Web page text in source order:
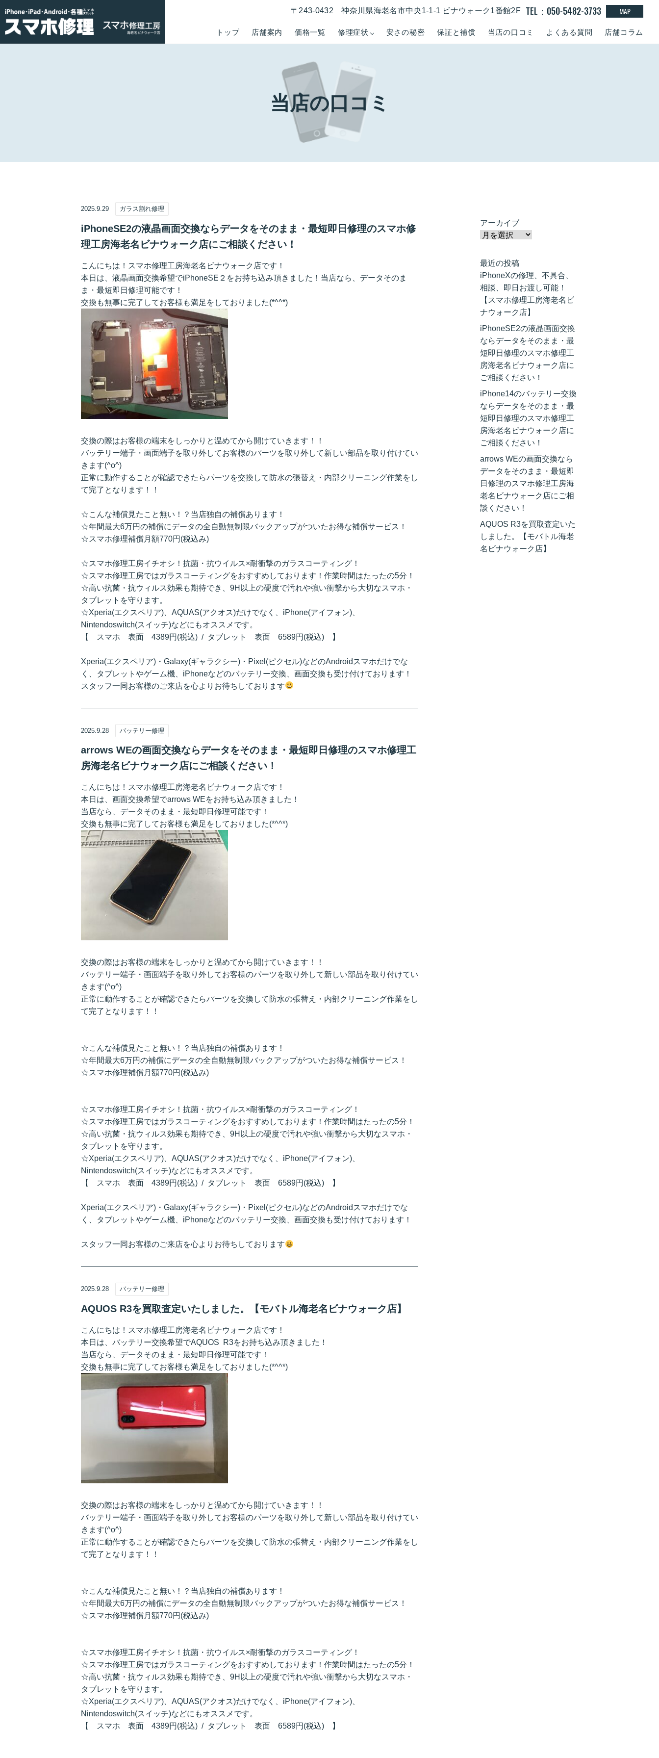
トップ 店舗案内 価格一覧 修理症状 安さの秘密 保証と補償 当店の口コミ よくある質問 店舗コラム
〒243-0432 神奈川県海老名市中央1-1-1 ビナウォーク1番館2F TEL：050-5482-3733 MAP
当店の口コミ
2025.9.29 ガラス割れ修理
iPhoneSE2の液晶画面交換ならデータをそのまま・最短即日修理のスマホ修
理工房海老名ビナウォーク店にご相談ください！
こんにちは！スマホ修理工房海老名ビナウォーク店です！
本日は、液晶画面交換希望でiPhoneSE２をお持ち込み頂きました！当店なら、データそのま
ま・最短即日修理可能です！
交換も無事に完了してお客様も満足をしておりました(*^^*)
交換の際はお客様の端末をしっかりと温めてから開けていきます！！
バッテリー端子・画面端子を取り外してお客様のパーツを取り外して新しい部品を取り付けてい
きます(^o^)
正常に動作することが確認できたらパーツを交換して防水の張替え・内部クリーニング作業をし
て完了となります！！
☆こんな補償見たこと無い！？当店独自の補償あります！
☆年間最大6万円の補償にデータの全自動無制限バックアップがついたお得な補償サービス！
☆スマホ修理補償月額770円(税込み)
☆スマホ修理工房イチオシ！抗菌・抗ウイルス×耐衝撃のガラスコーティング！
☆スマホ修理工房ではガラスコーティングをおすすめしております！作業時間はたったの5分！
☆高い抗菌・抗ウィルス効果も期待でき、9H以上の硬度で汚れや強い衝撃から大切なスマホ・
タブレットを守ります。
☆Xperia(エクスペリア)、AQUAS(アクオス)だけでなく、iPhone(アイフォン)、
Nintendoswitch(スイッチ)などにもオススメです。
【 スマホ 表面 4389円(税込) / タブレット 表面 6589円(税込) 】
Xperia(エクスペリア)・Galaxy(ギャラクシー)・Pixel(ピクセル)などのAndroidスマホだけでな
く、タブレットやゲーム機、iPhoneなどのバッテリー交換、画面交換も受け付けております！
スタッフ一同お客様のご来店を心よりお待ちしております
2025.9.28 バッテリー修理
arrows WEの画面交換ならデータをそのまま・最短即日修理のスマホ修理工
房海老名ビナウォーク店にご相談ください！
こんにちは！スマホ修理工房海老名ビナウォーク店です！
本日は、画面交換希望でarrows WEをお持ち込み頂きました！
当店なら、データそのまま・最短即日修理可能です！
交換も無事に完了してお客様も満足をしておりました(*^^*)
交換の際はお客様の端末をしっかりと温めてから開けていきます！！
バッテリー端子・画面端子を取り外してお客様のパーツを取り外して新しい部品を取り付けてい
きます(^o^)
正常に動作することが確認できたらパーツを交換して防水の張替え・内部クリーニング作業をし
て完了となります！！
☆こんな補償見たこと無い！？当店独自の補償あります！
☆年間最大6万円の補償にデータの全自動無制限バックアップがついたお得な補償サービス！
☆スマホ修理補償月額770円(税込み)
☆スマホ修理工房イチオシ！抗菌・抗ウイルス×耐衝撃のガラスコーティング！
☆スマホ修理工房ではガラスコーティングをおすすめしております！作業時間はたったの5分！
☆高い抗菌・抗ウィルス効果も期待でき、9H以上の硬度で汚れや強い衝撃から大切なスマホ・
タブレットを守ります。
☆Xperia(エクスペリア)、AQUAS(アクオス)だけでなく、iPhone(アイフォン)、
Nintendoswitch(スイッチ)などにもオススメです。
【 スマホ 表面 4389円(税込) / タブレット 表面 6589円(税込) 】
Xperia(エクスペリア)・Galaxy(ギャラクシー)・Pixel(ピクセル)などのAndroidスマホだけでな
く、タブレットやゲーム機、iPhoneなどのバッテリー交換、画面交換も受け付けております！
スタッフ一同お客様のご来店を心よりお待ちしております
2025.9.28 バッテリー修理
AQUOS R3を買取査定いたしました。【モバトル海老名ビナウォーク店】
こんにちは！スマホ修理工房海老名ビナウォーク店です！
本日は、バッテリー交換希望でAQUOS R3をお持ち込み頂きました！
当店なら、データそのまま・最短即日修理可能です！
交換も無事に完了してお客様も満足をしておりました(*^^*)
交換の際はお客様の端末をしっかりと温めてから開けていきます！！
バッテリー端子・画面端子を取り外してお客様のパーツを取り外して新しい部品を取り付けてい
きます(^o^)
正常に動作することが確認できたらパーツを交換して防水の張替え・内部クリーニング作業をし
て完了となります！！
☆こんな補償見たこと無い！？当店独自の補償あります！
☆年間最大6万円の補償にデータの全自動無制限バックアップがついたお得な補償サービス！
☆スマホ修理補償月額770円(税込み)
☆スマホ修理工房イチオシ！抗菌・抗ウイルス×耐衝撃のガラスコーティング！
☆スマホ修理工房ではガラスコーティングをおすすめしております！作業時間はたったの5分！
☆高い抗菌・抗ウィルス効果も期待でき、9H以上の硬度で汚れや強い衝撃から大切なスマホ・
タブレットを守ります。
☆Xperia(エクスペリア)、AQUAS(アクオス)だけでなく、iPhone(アイフォン)、
Nintendoswitch(スイッチ)などにもオススメです。
【 スマホ 表面 4389円(税込) / タブレット 表面 6589円(税込) 】
アーカイブ
最近の投稿
iPhoneXの修理、不具合、
相談、即日お渡し可能！
【スマホ修理工房海老名ビ
ナウォーク店】
iPhoneSE2の液晶画面交換
ならデータをそのまま・最
短即日修理のスマホ修理工
房海老名ビナウォーク店に
ご相談ください！
iPhone14のバッテリー交換
ならデータをそのまま・最
短即日修理のスマホ修理工
房海老名ビナウォーク店に
ご相談ください！
arrows WEの画面交換なら
データをそのまま・最短即
日修理のスマホ修理工房海
老名ビナウォーク店にご相
談ください！
AQUOS R3を買取査定いた
しました。【モバトル海老
名ビナウォーク店】